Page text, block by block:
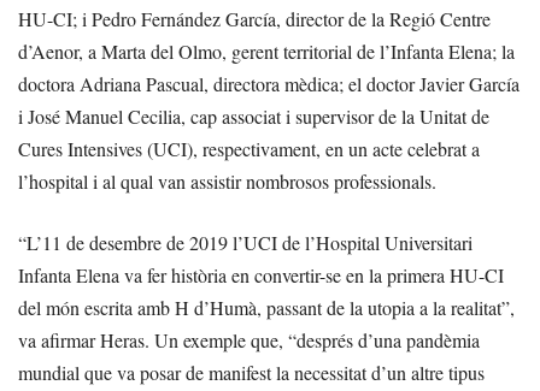
HU-CI; i Pedro Fernández García, director de la Regió Centre
d’Aenor, a Marta del Olmo, gerent territorial de l’Infanta Elena; la
doctora Adriana Pascual, directora mèdica; el doctor Javier García
i José Manuel Cecilia, cap associat i supervisor de la Unitat de
Cures Intensives (UCI), respectivament, en un acte celebrat a
l’hospital i al qual van assistir nombrosos professionals.
“L’11 de desembre de 2019 l’UCI de l’Hospital Universitari
Infanta Elena va fer història en convertir-se en la primera HU-CI
del món escrita amb H d’Humà, passant de la utopia a la realitat”,
va afirmar Heras. Un exemple que, “després d’una pandèmia
mundial que va posar de manifest la necessitat d’un altre tipus